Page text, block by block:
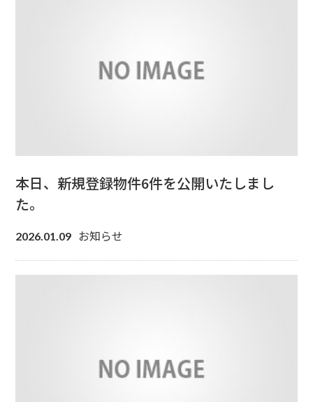
本日、新規登録物件6件を公開いたしまし
た。
2026.01.09 お知らせ